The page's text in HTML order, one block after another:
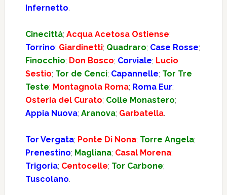
Infernetto.
Cinecittà; Acqua Acetosa Ostiense;
Torrino; Giardinetti; Quadraro; Case Rosse;
Finocchio; Don Bosco; Corviale; Lucio
Sestio; Tor de Cenci; Capannelle; Tor Tre
Teste; Montagnola Roma; Roma Eur;
Osteria del Curato; Colle Monastero;
Appia Nuova; Aranova; Garbatella.
Tor Vergata; Ponte Di Nona; Torre Angela;
Prenestino; Magliana; Casal Morena;
Trigoria; Centocelle; Tor Carbone;
Tuscolano.